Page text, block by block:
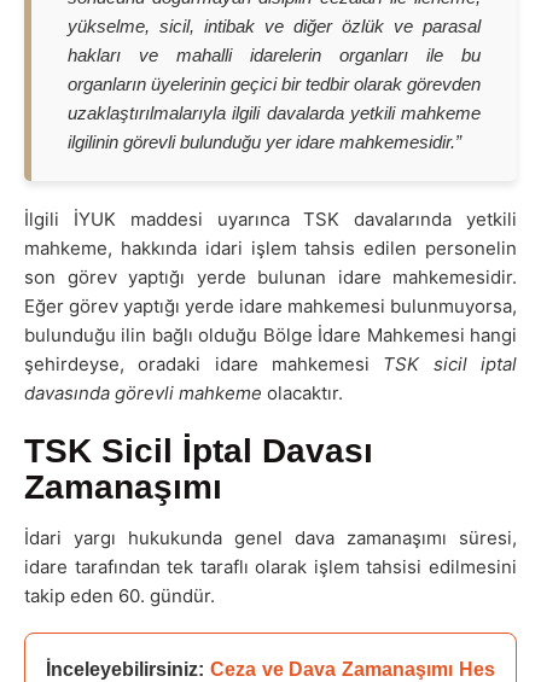
yükselme, sicil, intibak ve diğer özlük ve parasal
hakları ve mahalli idarelerin organları ile bu
organların üyelerinin geçici bir tedbir olarak görevden
uzaklaştırılmalarıyla ilgili davalarda yetkili mahkeme
ilgilinin görevli bulunduğu yer idare mahkemesidir.”
İlgili İYUK maddesi uyarınca TSK davalarında yetkili
mahkeme, hakkında idari işlem tahsis edilen personelin
son görev yaptığı yerde bulunan idare mahkemesidir.
Eğer görev yaptığı yerde idare mahkemesi bulunmuyorsa,
bulunduğu ilin bağlı olduğu Bölge İdare Mahkemesi hangi
şehirdeyse, oradaki idare mahkemesi TSK sicil iptal
davasında görevli mahkeme olacaktır.
TSK Sicil İptal Davası
Zamanaşımı
İdari yargı hukukunda genel dava zamanaşımı süresi,
idare tarafından tek taraflı olarak işlem tahsisi edilmesini
takip eden 60. gündür.
İnceleyebilirsiniz: Ceza ve Dava Zamanaşımı Hes